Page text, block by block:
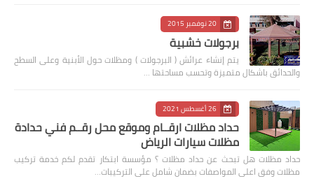
20 نوفمبر 2015
برجولات خشبية
يتم إنشاء عرائش ( البرجولات ) ومظلات حول الأبنية وعلى السطح
والحدائق باشكال متميزة وتحسب مساحتها …
26 أغسطس 2021
حداد مظلات ارقــام وموقع محل رقــم فني حدادة
مظلات سيارات الرياض
حداد مظلات هل تبحث عن حداد مظلات ؟ مؤسسة ابتكار تقدم لكم خدمة تركيب
مظلات وفق اعلى المواصفات بضمان شامل على التركيبات…